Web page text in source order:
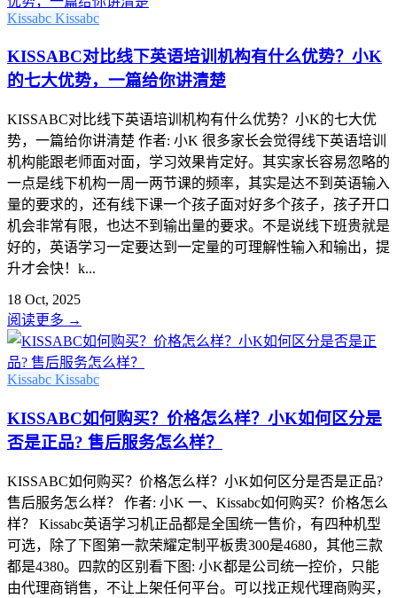
Kissabc Kissabc
KISSABC对比线下英语培训机构有什么优势？小K
的七大优势，一篇给你讲清楚
KISSABC对比线下英语培训机构有什么优势？小K的七大优
势，一篇给你讲清楚 作者: 小K 很多家长会觉得线下英语培训
机构能跟老师面对面，学习效果肯定好。其实家长容易忽略的
一点是线下机构一周一两节课的频率，其实是达不到英语输入
量的要求的，还有线下课一个孩子面对好多个孩子，孩子开口
机会非常有限，也达不到输出量的要求。不是说线下班贵就是
好的，英语学习一定要达到一定量的可理解性输入和输出，提
升才会快！k...
18 Oct, 2025
阅读更多 →
Kissabc Kissabc
KISSABC如何购买？价格怎么样？小K如何区分是
否是正品? 售后服务怎么样？
KISSABC如何购买？价格怎么样？小K如何区分是否是正品?
售后服务怎么样？ 作者: 小K 一、Kissabc如何购买？价格怎么
样？ Kissabc英语学习机正品都是全国统一售价，有四种机型
可选，除了下图第一款荣耀定制平板贵300是4680，其他三款
都是4380。四款的区别看下图: 小K都是公司统一控价，只能
由代理商销售，不让上架任何平台。可以找正规代理商购买，